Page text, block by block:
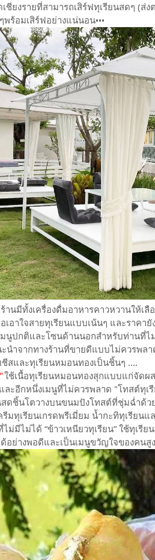
เชียงรายที่สามารถเสิร์ฟทุเรียนสดๆ (
ร้อมเสิร์ฟอย่างแน่นอน•••
นมีทั้งเครื่องดื่มอาหารคาวหวานให้เลื
เอาใจสายทุเรียนแบบเน้นๆ และราค
มนูปกติและโซนด้านนอกสำหรับท่านที่ไ
ะนำจากทางร้านที่ขายดีแบบไม่ควรพลา
สและทุเรียนหมอนทองเป็นชิ้นๆ ....
ใช้เนื้อทุเรียนหมอนทองสุกแบบแก่จัดผ
ละอีกหนึ่งเมนูที่ไม่ควรพลาด "โทสต์ทุเ
นสดชิ้นโตวางบนขนมปังโทสต์ที่ชุ่มฉ่ำ
ทุเรียนเกรดพรีเมี่ยม น้ำกะทิทุเรียนแ
ม่มีไม่ได้ “ข้าวเหนียวทุเรียน” ใช้ทุเรี
ย่างพอดีและเป็นเมนูขวัญใจของคนสู